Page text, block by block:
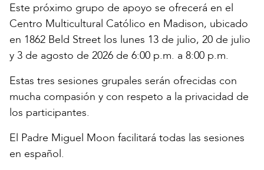
Este próximo grupo de apoyo se ofrecerá en el
Centro Multicultural Católico en Madison, ubicado
en 1862 Beld Street los lunes 13 de julio, 20 de julio
y 3 de agosto de 2026 de 6:00 p.m. a 8:00 p.m.
Estas tres sesiones grupales serán ofrecidas con
mucha compasión y con respeto a la privacidad de
los participantes.
El Padre Miguel Moon facilitará todas las sesiones
en español.